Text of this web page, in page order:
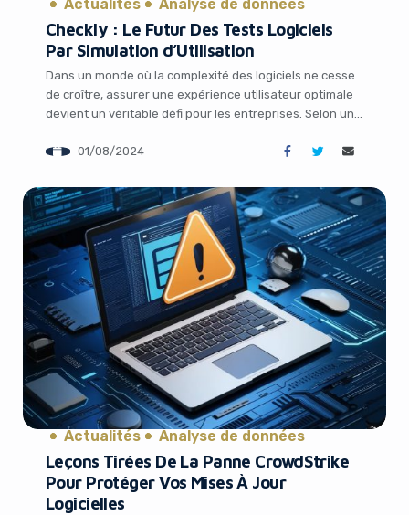
Actualités Analyse de données
Checkly : Le Futur Des Tests Logiciels
Par Simulation d’Utilisation
Dans un monde où la complexité des logiciels ne cesse
de croître, assurer une expérience utilisateur optimale
devient un véritable défi pour les entreprises. Selon une
technologiques affirment que la complexité de leurs
écoulée, rendant difficile la fourniture d’une expérience
[…]
01/08/2024
Actualités Analyse de données
Leçons Tirées De La Panne CrowdStrike
Pour Protéger Vos Mises À Jour
Logicielles